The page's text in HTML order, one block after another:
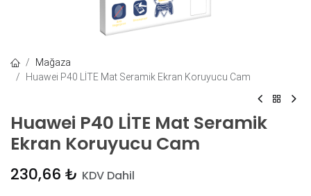
Mağaza
Huawei P40 LİTE Mat Seramik Ekran Koruyucu Cam
Huawei P40 LİTE Mat Seramik
Ekran Koruyucu Cam
230,66 ₺ KDV Dahil